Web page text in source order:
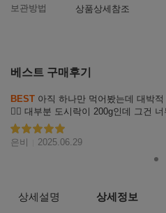
보관방법 상품상세참조
베스트 구매후기
별점5
은비 2025.06.29
BEST 아직 하나만 먹어봤는데 대박적
❤️‍🔥 대부분 도시락이 200g인데 그건
상은 또 식단하기엔 많은것같아서 딱
이 제품으로 골랐구요. 먹어보니 역시
리도 전자렌지만 있으면 돼서 너무 간
관이라 휴대는 어렵겠지만 다른 여러
많이 애용할것같아요~~😍😍😍😍
리뷰
자세히
보기
상세설명 상세정보